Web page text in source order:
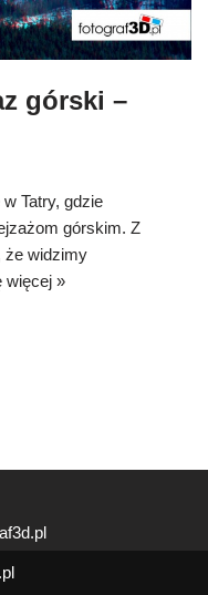
górski –
Tatry, gdzie
górskim. Z
że widzimy
więcej »